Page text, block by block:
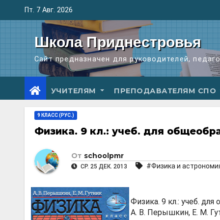
содержимому
Пт. 7 Авг. 2026
Школа Приднестровья
Сайт предназначен для руководителей,
УЧИТЕЛЯМ ПРЕПОДАВАТЕЛЯМ СПО
9 КЛАСС (РУС.)
Физика. 9 кл.: учеб. для
От schoolpmr
СР. 25 ДЕК. 2013 #Физика и
Физика. 9 кл.: учеб.
А. В. Перышкин, Е. М.